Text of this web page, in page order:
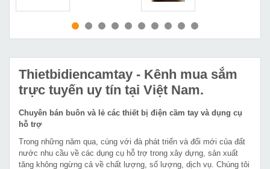
MUA NGAY MUA NGAY
Thietbidiencamtay - Kênh mua sắm
trực tuyến uy tín tại Việt Nam.
Chuyên bán buôn và lẻ các thiết bị điện cầm tay và dụng cụ
hỗ trợ
Trong những năm qua, cùng với đà phát triển và đổi mới của đất
nước nhu cầu về các dụng cụ hỗ trợ trong xây dựng, sản xuất
tăng không ngừng cả về chất lượng, số lượng, dịch vụ. Chúng tôi